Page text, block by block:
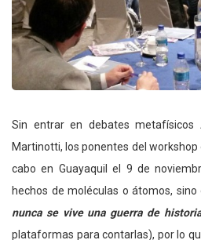
Sin entrar en debates metafísicos
Martinotti, los ponentes del
cabo en Guayaquil el 9 de
hechos de moléculas o átomos, sino
nunca se vive una guerra de
plataformas para contarlas), por lo